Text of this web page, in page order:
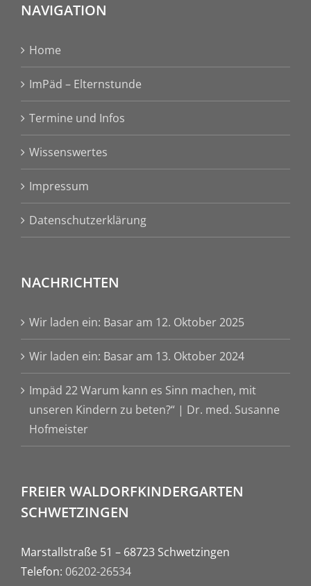
NAVIGATION
Home
ImPäd – Elternstunde
Termine und Infos
Wissenswertes
Impressum
Datenschutzerklärung
NACHRICHTEN
Wir laden ein: Basar am 12. Oktober 2025
Wir laden ein: Basar am 13. Oktober 2024
Impäd 22 Warum kann es Sinn machen, mit
unseren Kindern zu beten?“ | Dr. med. Susanne
Hofmeister
FREIER WALDORFKINDERGARTEN
SCHWETZINGEN
Marstallstraße 51 – 68723 Schwetzingen
Telefon: 06202-26534